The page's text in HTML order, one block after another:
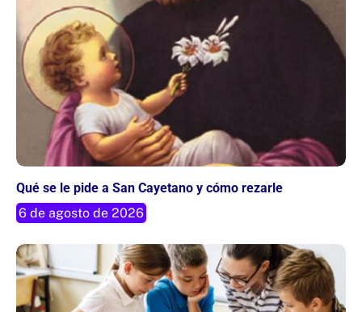
Qué se le pide a San Cayetano y cómo rezarle
6 de agosto de 2026